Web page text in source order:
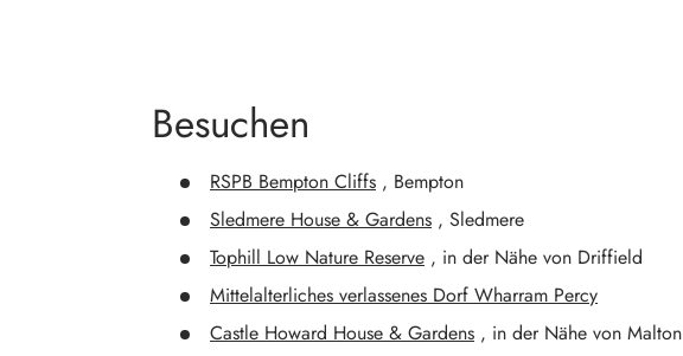
Besuchen
RSPB Bempton Cliffs , Bempton
Sledmere House & Gardens , Sledmere
Tophill Low Nature Reserve , in der Nähe von Driffield
Mittelalterliches verlassenes Dorf Wharram Percy
Castle Howard House & Gardens , in der Nähe von Malton